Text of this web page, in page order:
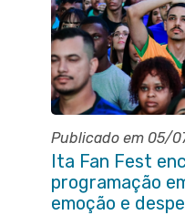
Publicado em 05/
Ita Fan Fest
programação
emoção e